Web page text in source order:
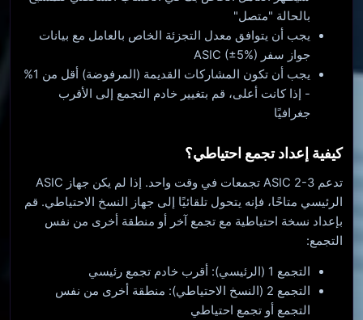
بالحالة "متصل"
يجب أن يتوافق معدل التجزئة الخاص بالعامل مع بيانات
جواز سفر ASIC (±5%)
يجب أن تكون المشاركات القديمة (المرفوضة) أقل من 1%
- إذا كانت أعلى، قم بتغيير خادم التجمع إلى الأقرب
جغرافيًا
كيفية إعداد تجمع احتياطي؟
تدعم ASIC 2-3 تجمعات في وقت واحد. إذا لم يكن جهاز ASIC
الرئيسي متاحًا، فإنه يتحول تلقائيًا إلى جهاز النسخ الاحتياطي. قم
بإعداد نسخة احتياطية مع تجمع آخر أو منطقة أخرى من نفس
التجمع:
التجمع 1 (الرئيسي): أقرب خادم تجمع رئيسي
التجمع 2 (النسخ الاحتياطي): منطقة أخرى من نفس
التجمع أو تجمع احتياطي